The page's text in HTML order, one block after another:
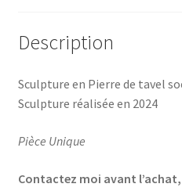
Description
Sculpture en Pierre de tavel
Sculpture réalisée en 2024
Pièce Unique
Contactez moi avant